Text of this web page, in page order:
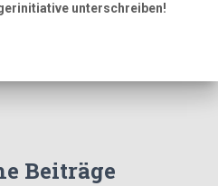
unterschreiben!
Beiträge